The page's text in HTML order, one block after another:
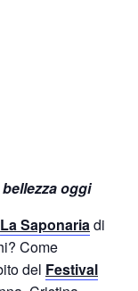
oggi
La Saponariadi
Come
del Festival